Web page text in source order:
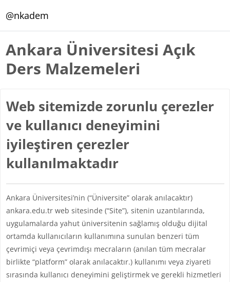
@nkadem
Ankara Üniversitesi Açık
Ders Malzemeleri
Web sitemizde zorunlu çerezler
ve kullanıcı deneyimini
iyileştiren çerezler
kullanılmaktadır
Ankara Üniversitesi’nin (“Üniversite” olarak anılacaktır)
ankara.edu.tr web sitesinde (“Site”), sitenin uzantılarında,
uygulamalarda yahut üniversitenin sağlamış olduğu dijital
ortamda kullanıcıların kullanımına sunulan benzeri tüm
çevrimiçi veya çevrimdışı mecraların (anılan tüm mecralar
birlikte “platform” olarak anılacaktır.) kullanımı veya ziyareti
sırasında kullanıcı deneyimini geliştirmek ve gerekli hizmetleri